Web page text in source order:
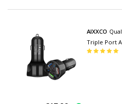
AIXXCO
Triple Port
Schwarz